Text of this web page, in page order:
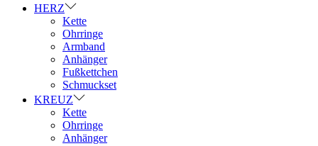
HERZ
Kette
Ohrringe
Armband
Anhänger
Fußkettchen
Schmuckset
KREUZ
Kette
Ohrringe
Anhänger